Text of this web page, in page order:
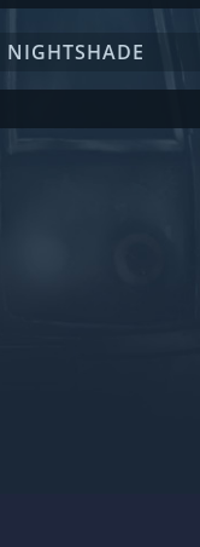
NIGHTSHADE